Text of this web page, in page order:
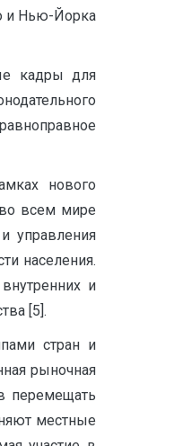
и Нью-Йорка
кадры для
нового
всем мире
управления
населения.
и
[5].
стран и
рыночная
перемещать
местные